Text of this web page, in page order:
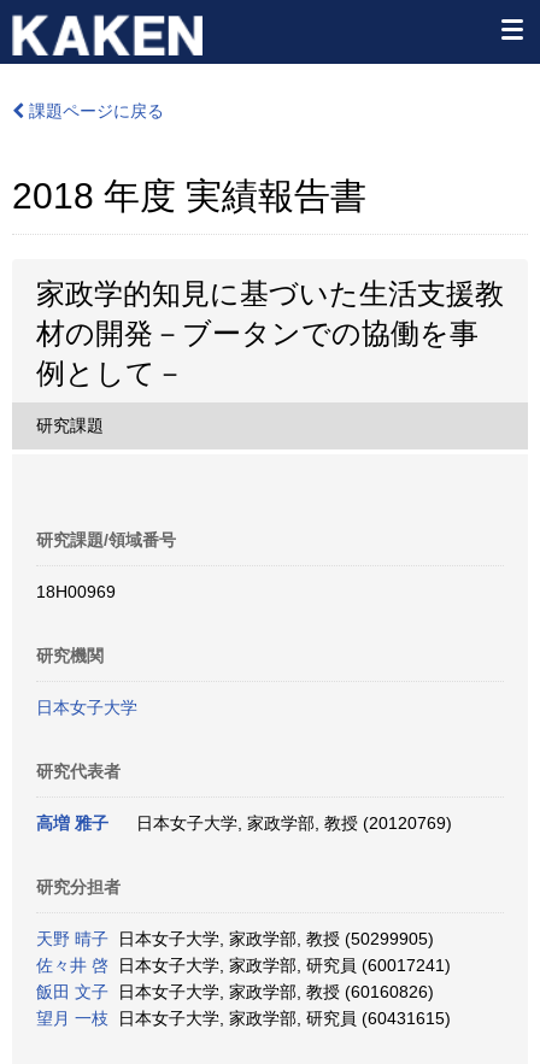
課題ページに戻る
2018 年度 実績報告書
家政学的知見に基づいた生活支援教
材の開発－ブータンでの協働を事
例として－
研究課題
研究課題/領域番号
18H00969
研究機関
日本女子大学
研究代表者
高増 雅子 日本女子大学, 家政学部, 教授 (20120769)
研究分担者
天野 晴子 日本女子大学, 家政学部, 教授 (50299905)
佐々井 啓 日本女子大学, 家政学部, 研究員 (60017241)
飯田 文子 日本女子大学, 家政学部, 教授 (60160826)
望月 一枝 日本女子大学, 家政学部, 研究員 (60431615)